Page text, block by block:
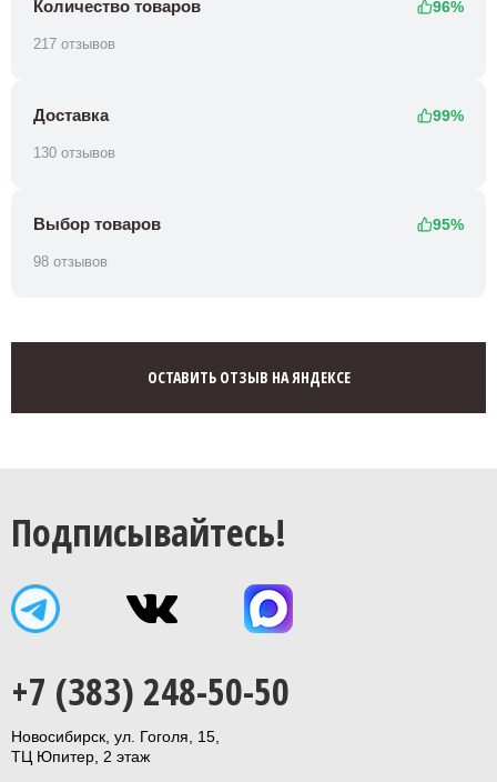
Количество товаров 96%
217 отзывов
Доставка 99%
130 отзывов
Выбор товаров 95%
98 отзывов
ОСТАВИТЬ ОТЗЫВ НА ЯНДЕКСЕ
Подписывайтесь!
+7 (383) 248-50-50
Новосибирск, ул. Гоголя, 15,
ТЦ Юпитер, 2 этаж